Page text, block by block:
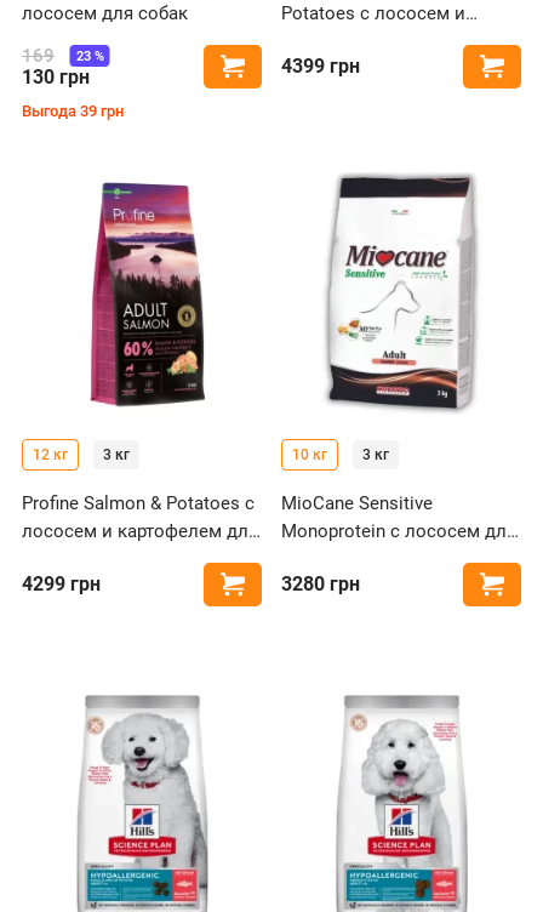
лососем для собак
169
130 грн
23%
Купить
Выгода 39 грн
Potatoes с лососем и
картофелем для собак
больших пород
4399 грн
12 кг 3 кг
Profine Salmon & Potatoes с
лососем и картофелем для
4299 грн Купить
10 кг 3 кг
MioCane Sensitive
Monoprotein с лососем для
собак средних и больших
пород
3280 грн